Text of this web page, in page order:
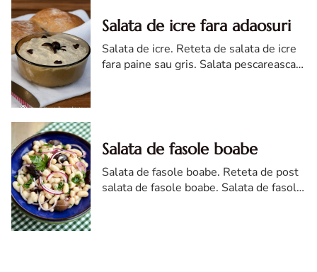
Salata de icre fara adaosuri
Salata de icre. Reteta de salata de icre
fara paine sau gris. Salata pescareasca
Salata de fasole boabe
Salata de fasole boabe. Reteta de post
salata de fasole boabe. Salata de fasole